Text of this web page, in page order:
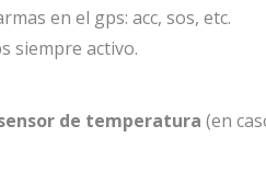
en el gps: acc, sos, etc.
siempre activo.
de temperatura (en